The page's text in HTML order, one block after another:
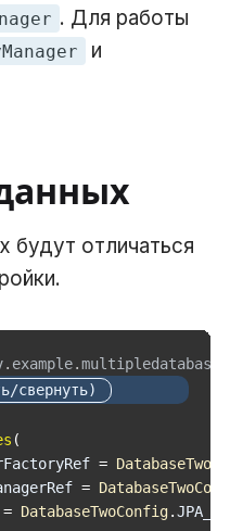
. Для работы
и
будут отличаться
. example.multipledatabases
(
=
=
= DatabaseTwoConfig.